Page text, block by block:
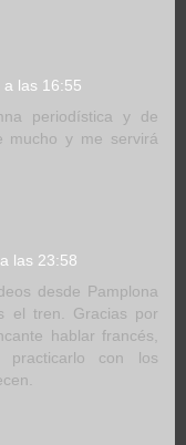
las 16:55
periodística y de
mucho y me servirá
las 23:58
desde Pamplona
el tren. Gracias por
hablar francés,
practicarlo con los